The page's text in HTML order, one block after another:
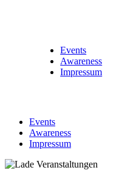
Events
Awareness
Impressum
Events
Awareness
Impressum